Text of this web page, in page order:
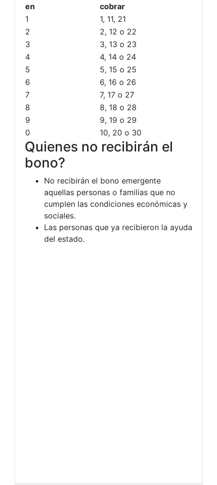
en
cobrar
1
1, 11, 21
2
2, 12 o 22
3
3, 13 o 23
4
4, 14 o 24
5
5, 15 o 25
6
6, 16 o 26
7
7, 17 o 27
8
8, 18 o 28
9
9, 19 o 29
0
10, 20 o 30
Quienes no recibirán el
bono?
No recibirán el bono emergente
aquellas personas o familias que no
cumplen las condiciones económicas y
sociales.
Las personas que ya recibieron la ayuda
del estado.